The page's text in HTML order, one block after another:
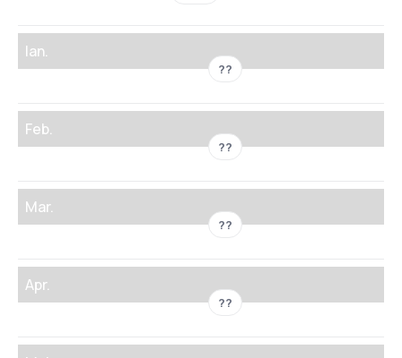
Ian.
??
Feb.
??
Mar.
??
Apr.
??